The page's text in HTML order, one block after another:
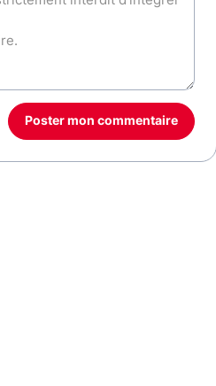
Poster mon commentaire